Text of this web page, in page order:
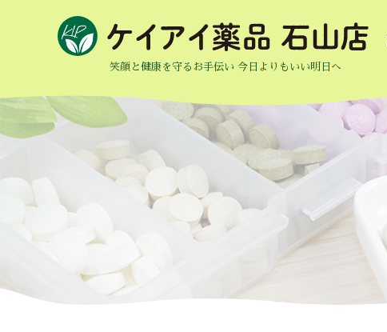
笑顔と健康を守るお手伝い 今日よりもいい明日へ